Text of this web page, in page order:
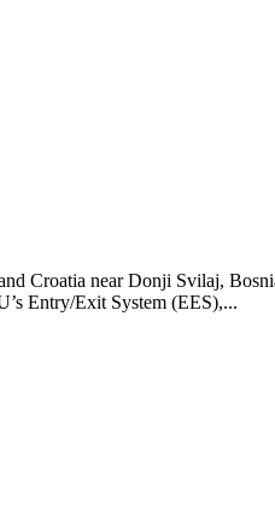
Croatia near Donji Svilaj,
Entry/Exit System (EES),...